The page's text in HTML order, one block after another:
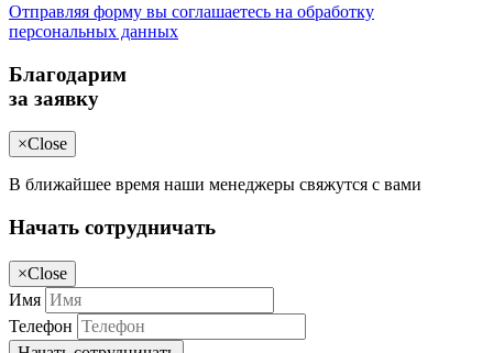
Отправляя форму вы соглашаетесь на обработку
персональных данных
Благодарим
за заявку
×Close
В ближайшее время наши менеджеры свяжутся с вами
Начать сотрудничать
×Close
Имя
Телефон